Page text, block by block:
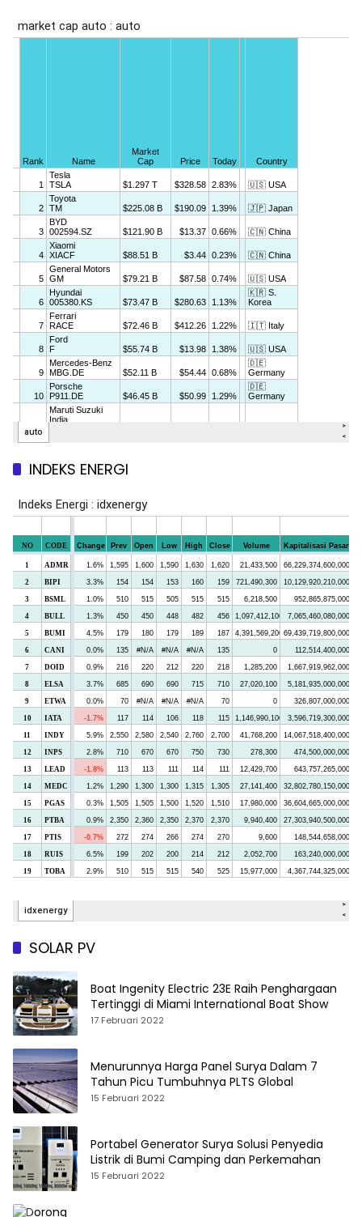
INDEKS ENERGI
SOLAR PV
Boat Ingenity Electric 23E Raih Penghargaan
Tertinggi di Miami International Boat Show
17 Februari 2022
Menurunnya Harga Panel Surya Dalam 7
Tahun Picu Tumbuhnya PLTS Global
15 Februari 2022
Portabel Generator Surya Solusi Penyedia
Listrik di Bumi Camping dan Perkemahan
15 Februari 2022